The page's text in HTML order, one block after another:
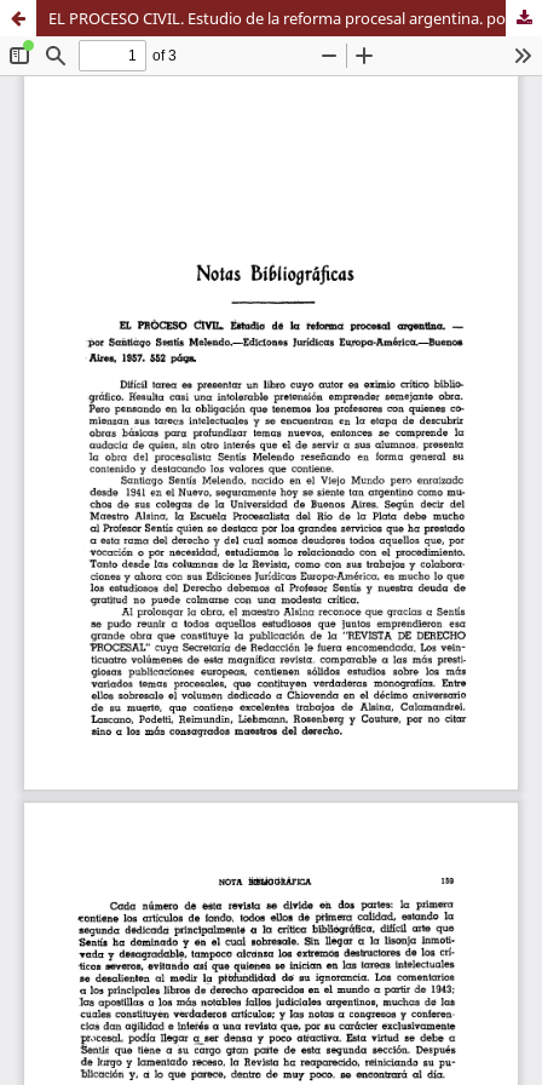
EL PROCESO CIVIL. Estudio de la reforma procesal argentina. por Santiáqo Sentís Melendo. Ediciones Jurídicas Europa-América. Buenos Aires, 1957. 552 pags